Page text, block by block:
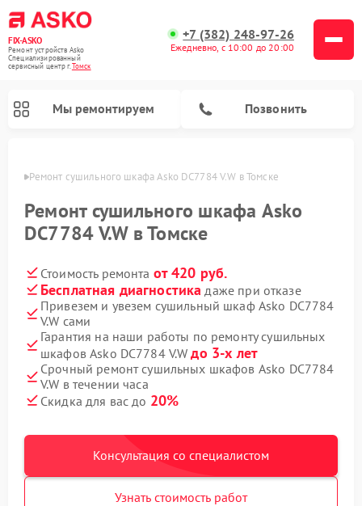
FIX-ASKO
Ремонт устройств Asko
Специализированный
cервисный центр г.Томск
+7 (382) 248-97-26
Ежедневно, с 10:00 до 20:00
Мы ремонтируем Позвонить
Ремонт сушильного шкафа Asko DC7784 V.W в Томске
Ремонт сушильного шкафа Asko
DC7784 V.W в Томске
Стоимость ремонта от 420 руб.
Бесплатная диагностика даже при отказе
Привезем и увезем сушильный шкаф Asko DC7784
V.W сами
Гарантия на наши работы по ремонту сушильных
шкафов Asko DC7784 V.Wдо 3-х лет
Срочный ремонт сушильных шкафов Asko DC7784
V.W в течении часа
Скидка для вас до 20%
Консультация со специалистом
Узнать стоимость работ